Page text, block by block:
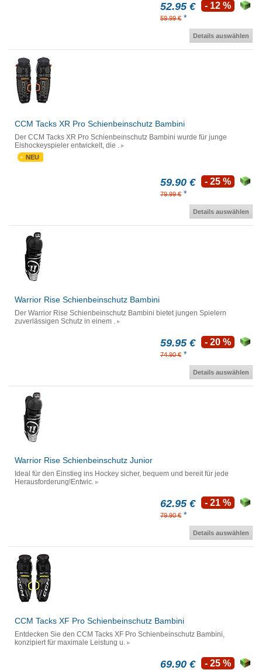
52.95 €
59.99 € *
- 12 %
Details auswählen
CCM Tacks XR Pro Schienbeinschutz Bambini
Der CCM Tacks XR Pro Schienbeinschutz Bambini wurde für junge
Eishockeyspieler entwickelt, die .
NEU
59.90 €
79.99 € *
- 25 %
Details auswählen
Warrior Rise Schienbeinschutz Bambini
Der Warrior Rise Schienbeinschutz Bambini bietet jungen Spielern
zuverlässigen Schutz in einem .
59.95 €
74.90 € *
- 20 %
Details auswählen
Warrior Rise Schienbeinschutz Junior
Ideal für den Einstieg ins Hockey sicher, bequem und bereit für jede
Herausforderung!Entwic.
62.95 €
79.90 € *
- 21 %
Details auswählen
CCM Tacks XF Pro Schienbeinschutz Bambini
Entdecken Sie den CCM Tacks XF Pro Schienbeinschutz Bambini,
konzipiert für maximale Leistung u.
69.90 € - 25 %